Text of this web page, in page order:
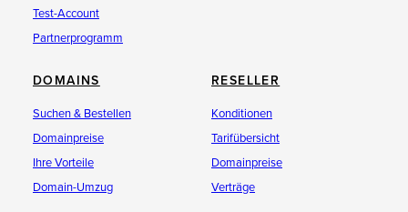
Test-Account
Partnerprogramm
DOMAINS
Suchen & Bestellen
Domainpreise
Ihre Vorteile
Domain-Umzug
RESELLER
Konditionen
Tarifübersicht
Domainpreise
Verträge